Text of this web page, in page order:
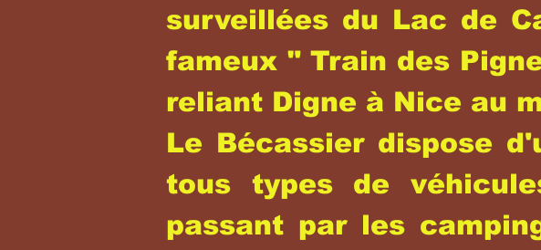
surveillées du Lac de
fameux " Train des
reliant Digne à Nice au
Le Bécassier dispose
tous types de
passant par les